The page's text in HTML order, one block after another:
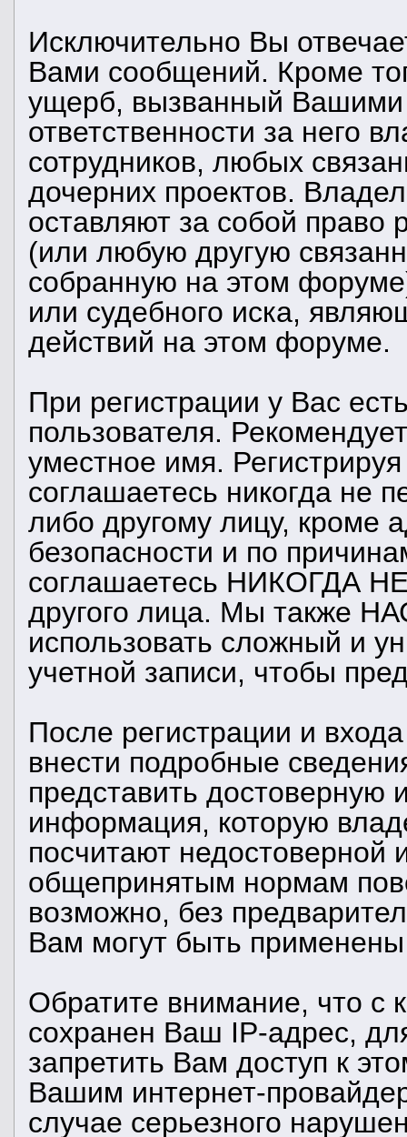
Исключительно Вы
Вами сообщений. Кроме
ущерб, вызванный Вашими
ответственности за него
сотрудников, любых
дочерних проектов.
оставляют за собой
(или любую другую
собранную на этом
или судебного иска,
действий на этом форуме.
При регистрации у Вас
пользователя.
уместное имя.
соглашаетесь никогда не
либо другому лицу, кроме
безопасности и по
соглашаетесь НИКОГДА НЕ
другого лица. Мы также
использовать сложный и
учетной записи, чтобы
После регистрации и
внести подробные
представить
информация, которую
посчитают недостоверной
общепринятым нормам
возможно, без
Вам могут быть
Обратите внимание, что
сохранен Ваш IP-адрес,
запретить Вам доступ к
Вашим интернет-
случае серьезного